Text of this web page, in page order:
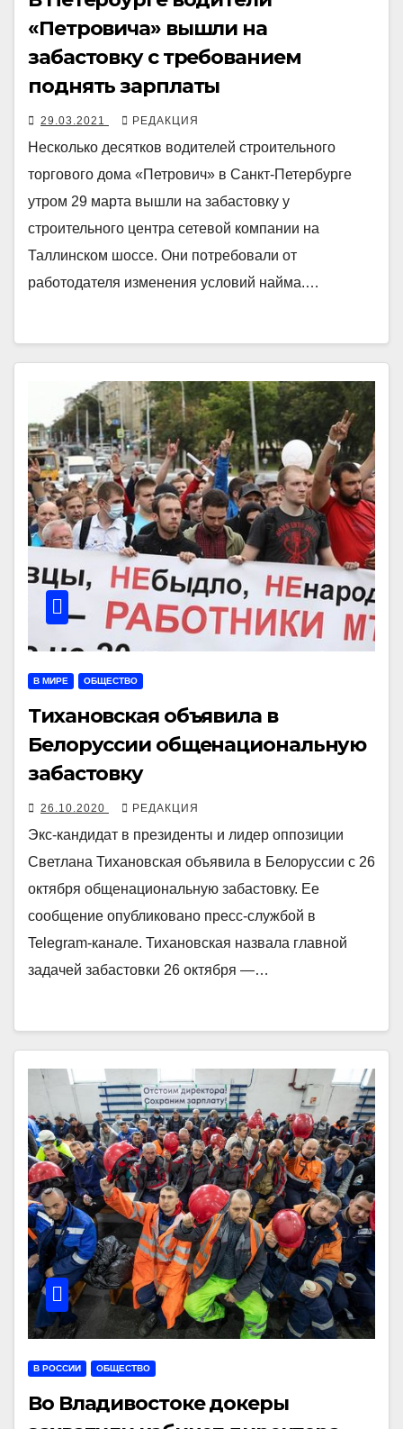
«Петровича» вышли на
забастовку с требованием
поднять зарплаты
29.03.2021 РЕДАКЦИЯ
Несколько десятков водителей строительного
торгового дома «Петрович» в Санкт-Петербурге
утром 29 марта вышли на забастовку у
строительного центра сетевой компании на
Таллинском шоссе. Они потребовали от
работодателя изменения условий найма.…
В МИРЕ ОБЩЕСТВО
Тихановская объявила в
Белоруссии общенациональную
забастовку
26.10.2020 РЕДАКЦИЯ
Экс-кандидат в президенты и лидер оппозиции
Светлана Тихановская объявила в Белоруссии с 26
октября общенациональную забастовку. Ее
сообщение опубликовано пресс-службой в
Telegram-канале. Тихановская назвала главной
задачей забастовки 26 октября —…
В РОССИИ ОБЩЕСТВО
Во Владивостоке докеры